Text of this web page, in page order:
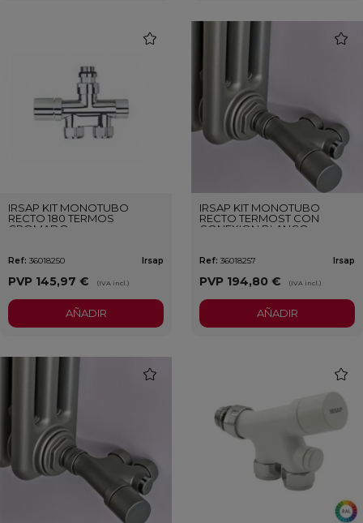
IRSAP KIT MONOTUBO
RECTO 180 TERMOS
CROMADO
Ref: 36018250 Irsap
PVP 145,97 € (IVA incl.)
AÑADIR
IRSAP KIT MONOTUBO
RECTO TERMOST CON
CONEXION BLANCO
Ref: 36018257 Irsap
PVP 194,80 € (IVA incl.)
AÑADIR